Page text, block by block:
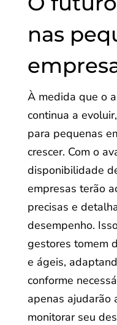
nas
À medida que o
continua a
para pequenas
crescer. Com o
disponibilidade
empresas terão
precisas e
desempenho.
gestores tomem
e ágeis,
conforme
apenas ajudarão
monitorar seu